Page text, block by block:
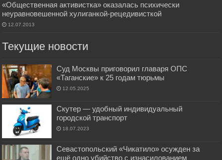
«Общественная активистка» оказалась психически
неуравновешенной хулиганкой-рецедивисткой
12.07.2013
Текущие новости
Суд Москвы приговорил главаря ОПС
«Таганские» к 25 годам тюрьмы
12.05.2025
Скутер — удобный индивидуальный
городской транспорт
18.07.2023
Севастопольский «Чикатило» осужден за
ещё одно убийство с изнасилованием